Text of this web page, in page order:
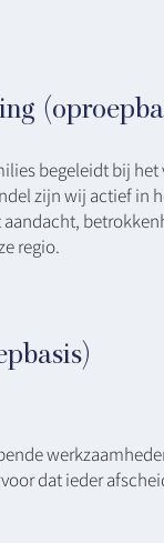
begeleidt bij het
zijn wij actief in
regio.
dat ieder